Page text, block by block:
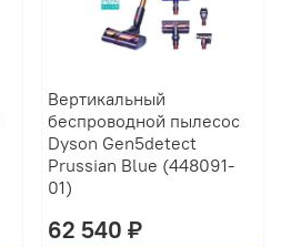
Вертикальный
беспроводной пылесос
Dyson Gen5detect
Prussian Blue (448091-
01)
62 540 ₽